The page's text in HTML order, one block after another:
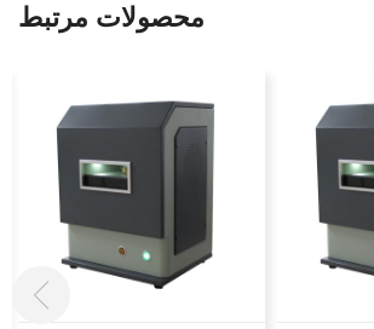
محصولات مرتبط